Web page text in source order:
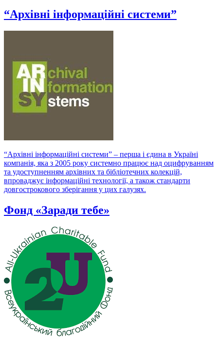
“Архівні інформаційні системи”
“Архівні інформаційні системи” – перша і єдина в Україні
компанія, яка з 2005 року системно працює над оцифруванням
та удоступненням архівних та бібліотечних колекцій,
впроваджує інформаційні технології, а також стандарти
довгострокового зберігання у цих галузях.
Фонд «Заради тебе»